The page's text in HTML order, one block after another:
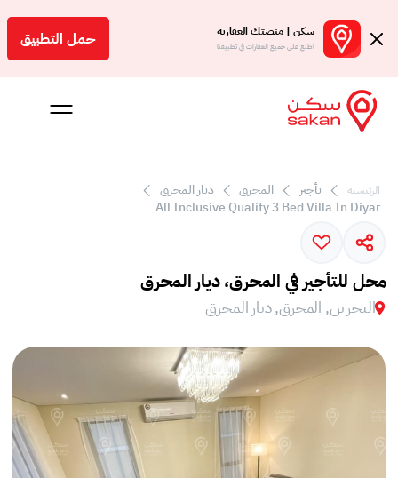
سكن | منصتك العقارية
اطلع على جميع العقارات في تطبيقنا حمل التطبيق
بالعمولة
الرئيسية تأجير المحرق
ديار المحرق
All Inclusive Quality 3 Bed Villa In Diyar
محل للتأجير في المحرق، ديار المحرق
البحرين, المحرق, ديار المحرق